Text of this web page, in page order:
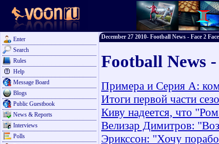
Enter
Search
Rules
Help
Message Board
Blogs
Public Guestbook
News & Reports
Interviews
Polls
December 27 2010- Football News - Face 2
Football News
Примера и Серия А:
Итоги первой части
Киву надеется, что
Велизар Димитров:
Эрикссон: "Хочу